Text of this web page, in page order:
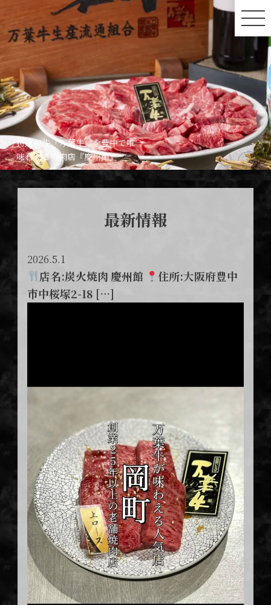
特選和牛「万葉牛」を豊中で唯一
味わえる焼肉店『慶州館』
最新情報
2026.5.1
店名:炭火焼肉 慶州館
住所:大阪府豊中
市中桜塚2-18 […]